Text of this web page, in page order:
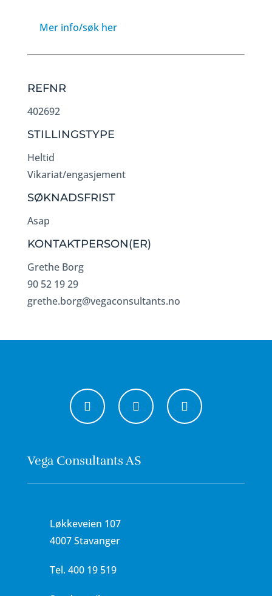
Mer info/søk her
REFNR
402692
STILLINGSTYPE
Heltid
Vikariat/engasjement
SØKNADSFRIST
Asap
KONTAKTPERSON(ER)
Grethe Borg
90 52 19 29
grethe.borg@vegaconsultants.no
Vega Consultants AS
Løkkeveien 107
4007 Stavanger
Tel.400 19 519